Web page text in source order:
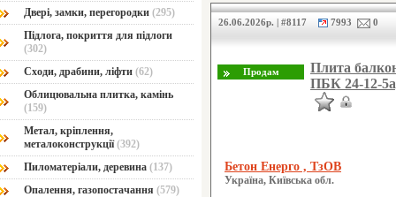
Двері, замки, перегородки (295)
Підлога, покриття для підлоги
(302)
Сходи, драбини, ліфти (62)
Облицювальна плитка, камінь
(159)
Метал, кріплення,
металоконструкції(392)
Пиломатеріали, деревина (137)
Опалення, газопостачання (579)
26.06.2026р. | #8117 7993 0
Плита
ПБК 24-12-
Бетон Енерго , ТзОВ
Україна, Київська обл.